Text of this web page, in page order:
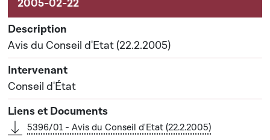
Avis du Conseil d'Etat (22.2.2005)
Conseil d'État
5396/01 - Avis du Conseil d'Etat (22.2.2005)